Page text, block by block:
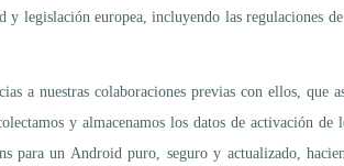
legislación europea, incluyendo las regulaciones
nuestras colaboraciones previas con ellos, que
y almacenamos los datos de activación de
para un Android puro, seguro y actualizado,